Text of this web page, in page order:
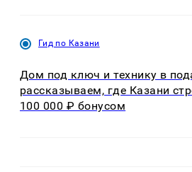
Гид по Казани
Дом под ключ и технику в
рассказываем, где Казани
100 000 ₽ бонусом